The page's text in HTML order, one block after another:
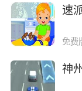
速
免费
神